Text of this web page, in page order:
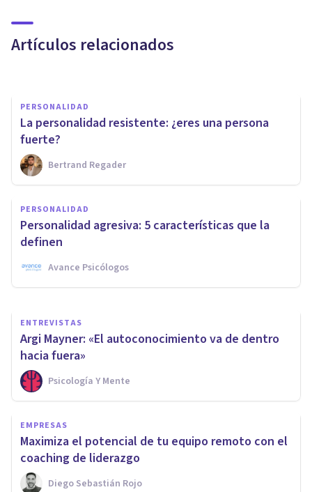
Artículos relacionados
conductas en común
PERSONALIDAD
La personalidad resistente: ¿eres una persona
fuerte?
Bertrand Regader
PERSONALIDAD
Personalidad agresiva: 5 características que la
definen
Avance Psicólogos
PSICOLOGÍA
¿Cómo descubrir tu misión en
la vida? La importancia de
encontrar tu lugar
Melissa Santamaría
ENTREVISTAS
Argi Mayner: «El autoconocimiento va de dentro
hacia fuera»
Psicología Y Mente
EMPRESAS
Maximiza el potencial de tu equipo remoto con el
coaching de liderazgo
Diego Sebastián Rojo